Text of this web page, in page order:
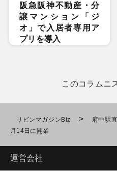
阪急阪神不動産・分
譲マンション「ジ
オ」で入居者専用ア
プリを導入
このコラムニ
リビンマガジンBiz >
府中駅
月14日に開業
運営会社